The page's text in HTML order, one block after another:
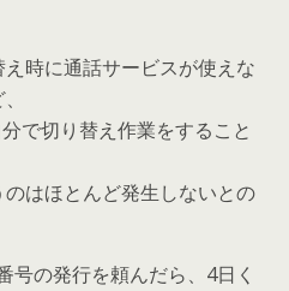
時に通話サービスが使えな
で切り替え作業をすること
はほとんど発生しないとの
の発行を頼んだら、4日く